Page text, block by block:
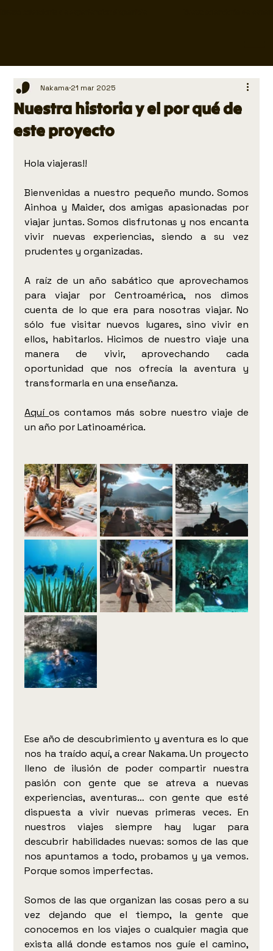
Nuestra historia y el por qué de
este proyecto
Nakama 21 mar 2025
Hola viajeras!!
Bienvenidas a nuestro pequeño mundo. Somos
Ainhoa y Maider, dos amigas apasionadas por
viajar juntas. Somos disfrutonas y nos encanta
vivir nuevas experiencias, siendo a su vez
prudentes y organizadas.
A raíz de un año sabático que aprovechamos
para viajar por Centroamérica, nos dimos
cuenta de lo que era para nosotras viajar. No
sólo fue visitar nuevos lugares, sino vivir en
ellos, habitarlos. Hicimos de nuestro viaje una
manera de vivir, aprovechando cada
oportunidad que nos ofrecía la aventura y
transformarla en una enseñanza.
Aquí os contamos más sobre nuestro viaje de
un año por Latinoamérica.
Ese año de descubrimiento y aventura es lo que
nos ha traído aquí, a crear Nakama. Un proyecto
lleno de ilusión de poder compartir nuestra
pasión con gente que se atreva a nuevas
experiencias, aventuras… con gente que esté
dispuesta a vivir nuevas primeras veces. En
nuestros viajes siempre hay lugar para
descubrir habilidades nuevas: somos de las que
nos apuntamos a todo, probamos y ya vemos.
Porque somos imperfectas.
Somos de las que organizan las cosas pero a su
vez dejando que el tiempo, la gente que
conocemos en los viajes o cualquier magia que
exista allá donde estamos nos guíe el camino,